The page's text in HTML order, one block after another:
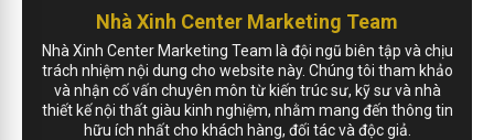
Nhà Xinh Center Marketing Team
Nhà Xinh Center Marketing Team là đội ngũ biên tập và chịu
trách nhiệm nội dung cho website này. Chúng tôi tham khảo
và nhận cố vấn chuyên môn từ kiến trúc sư, kỹ sư và nhà
thiết kế nội thất giàu kinh nghiệm, nhằm mang đến thông tin
hữu ích nhất cho khách hàng, đối tác và độc giả.